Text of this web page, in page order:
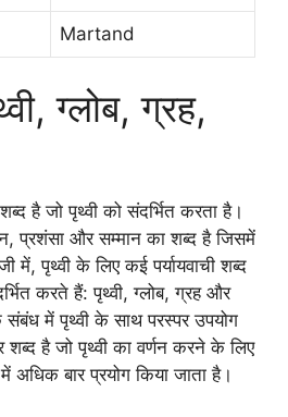
Martand
ग्लोब, ग्रह,
है जो पृथ्वी को संदर्भित करता है।
प्रशंसा और सम्मान का शब्द है जिसमें
में, पृथ्वी के लिए कई पर्यायवाची शब्द
करते हैं: पृथ्वी, ग्लोब, ग्रह और
संबंध में पृथ्वी के साथ परस्पर उपयोग
है जो पृथ्वी का वर्णन करने के लिए
अधिक बार प्रयोग किया जाता है।